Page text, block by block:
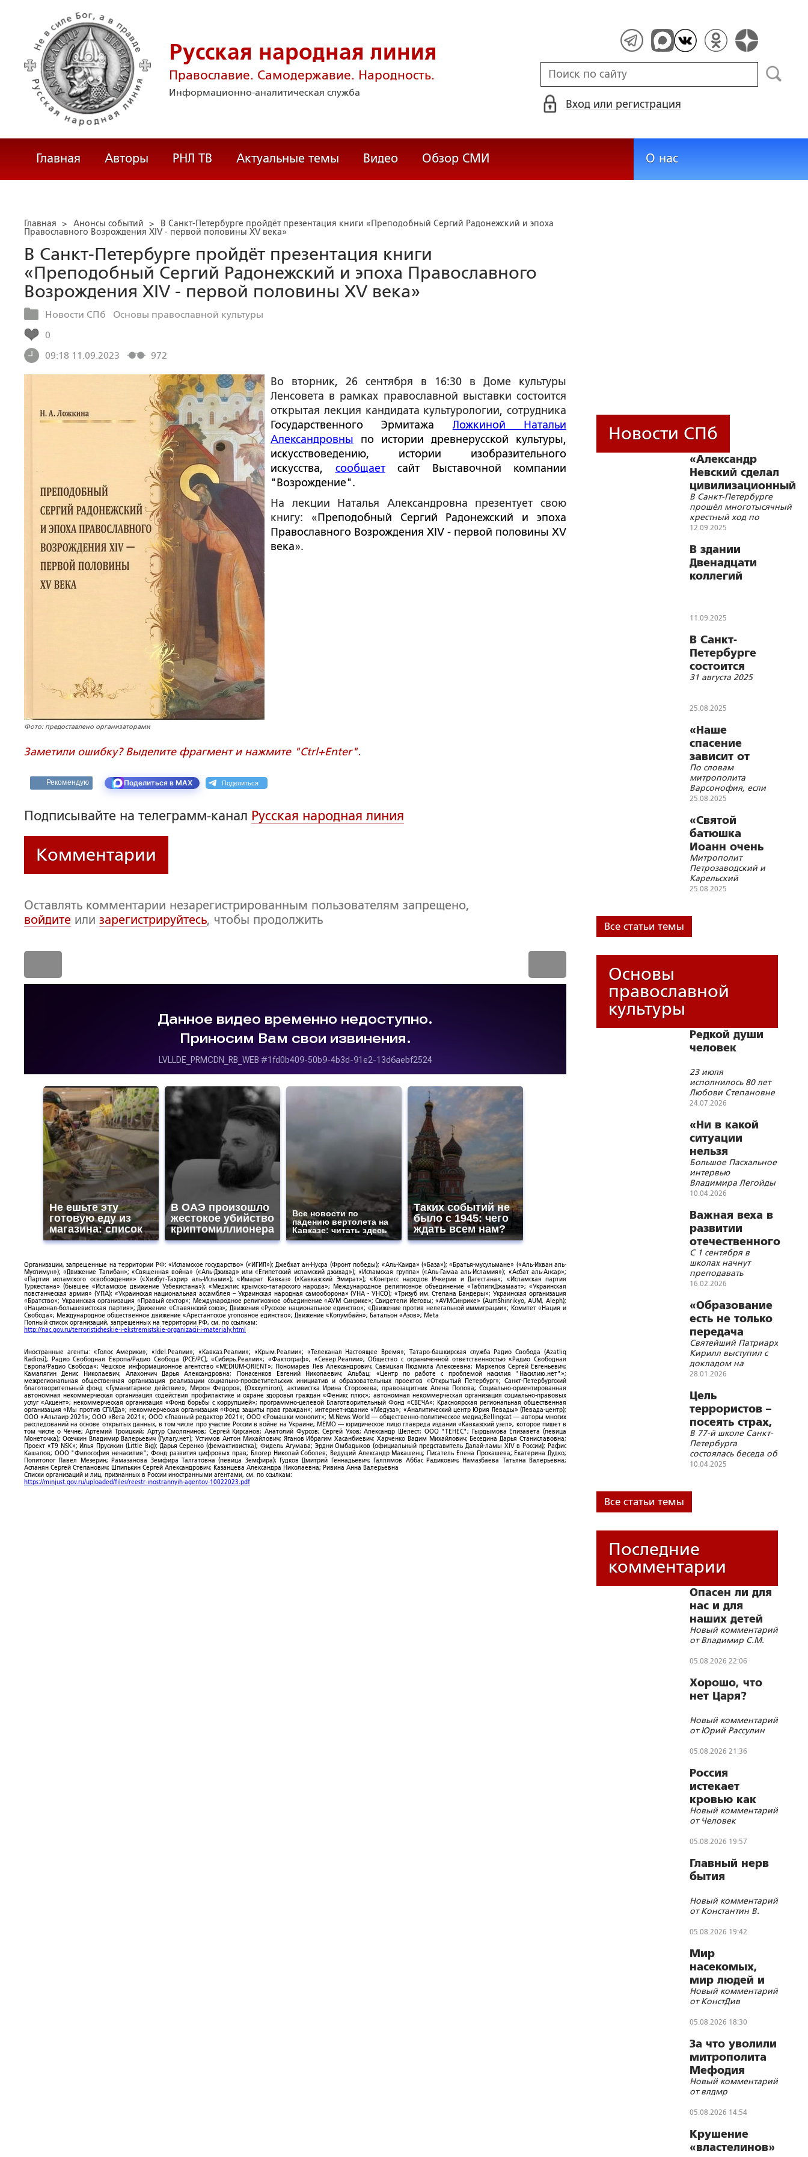
Русская народная линия
Православие. Самодержавие. Народность.
Информационно-аналитическая служба
Вход или регистрация
Главная Авторы РНЛ ТВ Актуальные темы Видео Обзор СМИ О нас
Главная > Анонсы событий >
В Санкт-Петербурге пройдёт презентация книги «Преподобный Сергий Радонежский и эпоха
Православного Возрождения XIV - первой половины XV века»
В Санкт-Петербурге пройдёт презентация книги
«Преподобный Сергий Радонежский и эпоха Православного
Возрождения XIV - первой половины XV века»
Новости СПб
Основы православной культуры
0
09:18 11.09.2023
972
Фото: предоставлено организаторами
Во вторник, 26 сентября в 16:30 в Доме культуры
Ленсовета в рамках православной выставки состоится
открытая лекция кандидата культурологии, сотрудника
Государственного Эрмитажа
Ложкиной Натальи
Александровны по истории древнерусской культуры,
искусствоведению, истории изобразительного
искусства, сообщаетсайт Выставочной компании
"Возрождение".
На лекции Наталья Александровна презентует свою
книгу: « Преподобный Сергий Радонежский и эпоха
Православного Возрождения XIV - первой половины XV
века».
Заметили ошибку? Выделите фрагмент и нажмите "Ctrl+Enter".
Рекомендую Поделиться в MAX Поделиться
Подписывайте на телеграмм-канал Русская народная линия
Комментарии
Оставлять комментарии незарегистрированным пользователям запрещено,
войдите или зарегистрируйтесь, чтобы продолжить
Не ешьте эту
готовую еду из
магазина: список
В ОАЭ произошло
жестокое убийство
криптомиллионера
Все новости по
падению вертолета на
Кавказе: читать здесь
Таких событий не
было с 1945: чего
ждать всем нам?
Организации, запрещенные на территории РФ: «Исламское государство» («ИГИЛ»); Джебхат ан-Нусра (Фронт победы); «Аль-Каида» («База»); «Братья-мусульмане» («Аль-Ихван аль-
Муслимун»); «Движение Талибан»; «Священная война» («Аль-Джихад» или «Египетский исламский джихад»); «Исламская группа» («Аль-Гамаа аль-Исламия»); «Асбат аль-Ансар»;
«Партия исламского освобождения» («Хизбут-Тахрир аль-Ислами»); «Имарат Кавказ» («Кавказский Эмират»); «Конгресс народов Ичкерии и Дагестана»; «Исламская партия
Туркестана» (бывшее «Исламское движение Узбекистана»); «Меджлис крымско-татарского народа»; Международное религиозное объединение «ТаблигиДжамаат»; «Украинская
повстанческая армия» (УПА); «Украинская национальная ассамблея – Украинская народная самооборона» (УНА - УНСО); «Тризуб им. Степана Бандеры»; Украинская организация
«Братство»; Украинская организация «Правый сектор»; Международное религиозное объединение «АУМ Синрике»; Свидетели Иеговы; «АУМСинрике» (AumShinrikyo, AUM, Aleph);
«Национал-большевистская партия»; Движение «Славянский союз»; Движения «Русское национальное единство»; «Движение против нелегальной иммиграции»; Комитет «Нация и
Свобода»; Международное общественное движение «Арестантское уголовное единство»; Движение «Колумбайн»; Батальон «Азов»; Meta
Полный список организаций, запрещенных на территории РФ, см. по ссылкам:
http://nac.gov.ru/terroristicheskie-i-ekstremistskie-organizacii-i-materialy.html
Иностранные агенты: «Голос Америки»; «Idel.Реалии»; «Кавказ.Реалии»; «Крым.Реалии»; «Телеканал Настоящее Время»; Татаро-башкирская служба Радио Свобода (Azatliq
Radiosi); Радио Свободная Европа/Радио Свобода (PCE/PC); «Сибирь.Реалии»; «Фактограф»; «Север.Реалии»; Общество с ограниченной ответственностью «Радио Свободная
Европа/Радио Свобода»; Чешское информационное агентство «MEDIUM-ORIENT»; Пономарев Лев Александрович; Савицкая Людмила Алексеевна; Маркелов Сергей Евгеньевич;
Камалягин Денис Николаевич; Апахончич Дарья Александровна; Понасенков Евгений Николаевич; Альбац; «Центр по работе с проблемой насилия "Насилию.нет"»;
межрегиональная общественная организация реализации социально-просветительских инициатив и образовательных проектов «Открытый Петербург»; Санкт-Петербургский
благотворительный фонд «Гуманитарное действие»; Мирон Федоров; (Oxxxymiron); активистка Ирина Сторожева; правозащитник Алена Попова; Социально-ориентированная
автономная некоммерческая организация содействия профилактике и охране здоровья граждан «Феникс плюс»; автономная некоммерческая организация социально-правовых
услуг «Акцент»; некоммерческая организация «Фонд борьбы с коррупцией»; программно-целевой Благотворительный Фонд «СВЕЧА»; Красноярская региональная общественная
организация «Мы против СПИДа»; некоммерческая организация «Фонд защиты прав граждан»; интернет-издание «Медуза»; «Аналитический центр Юрия Левады» (Левада-центр);
ООО «Альтаир 2021»; ООО «Вега 2021»; ООО «Главный редактор 2021»; ООО «Ромашки монолит»; M.News World — общественно-политическое медиа;Bellingcat — авторы многих
расследований на основе открытых данных, в том числе про участие России в войне на Украине; МЕМО — юридическое лицо главреда издания «Кавказский узел», которое пишет в
том числе о Чечне; Артемий Троицкий; Артур Смолянинов; Сергей Кирсанов; Анатолий Фурсов; Сергей Ухов; Александр Шелест; ООО "ТЕНЕС"; Гырдымова Елизавета (певица
Монеточка); Осечкин Владимир Валерьевич (Гулагу.нет); Устимов Антон Михайлович; Яганов Ибрагим Хасанбиевич; Харченко Вадим Михайлович; Беседина Дарья Станиславовна;
Проект «T9 NSK»; Илья Прусикин (Little Big); Дарья Серенко (фемактивистка); Фидель Агумава; Эрдни Омбадыков (официальный представитель Далай-ламы XIV в России); Рафис
Кашапов; ООО "Философия ненасилия"; Фонд развития цифровых прав; Блогер Николай Соболев; Ведущий Александр Макашенц; Писатель Елена Прокашева; Екатерина Дудко;
Политолог Павел Мезерин; Рамазанова Земфира Талгатовна (певица Земфира); Гудков Дмитрий Геннадьевич; Галлямов Аббас Радикович; Намазбаева Татьяна Валерьевна;
Асланян Сергей Степанович; Шпилькин Сергей Александрович; Казанцева Александра Николаевна; Ривина Анна Валерьевна
Списки организаций и лиц, признанных в России иностранными агентами, см. по ссылкам:
https://minjust.gov.ru/uploaded/files/reestr-inostrannyih-agentov-10022023.pdf
Новости СПб
«Александр
Невский сделал
цивилизационный
выбор»
В Санкт-Петербурге
прошёл многотысячный
крестный ход по
Невскому проспекту с
Божией Матери
12.09.2025
В здании
Двенадцати
коллегий
портретов
храма СПбГУ
11.09.2025
В Санкт-
Петербурге
состоится
лекция на тему
и сущность
иконостаса в
эпоху
Православного
Возрождения
14-го – первой
половины 15-го
31 августа 2025
25.08.2025
«Наше
спасение
зависит от
ближних»
По словам
митрополита
Варсонофия, если
уж нам дан крест в
надо нести и за них
молиться
25.08.2025
«Святой
батюшка
Иоанн очень
любил
Карелию»
Митрополит
Петрозаводский и
Карельский
Константин
временного храма в
25.08.2025
Все статьи темы
Основы
православной
культуры
Редкой души
человек
23 июля
исполнилось 80 лет
Любови Степановне
Гармаш
24.07.2026
«Ни в какой
ситуации
нельзя
ожесточаться»
Большое Пасхальное
интервью
Владимира Легойды
10.04.2026
Важная веха в
развитии
отечественного
образования
С 1 сентября в
школах начнут
преподавать
«Духовно-
культуру России»
16.02.2026
«Образование
есть не только
передача
знаний, но и
воспитание»
Святейший Патриарх
Кирилл выступил с
докладом на
Рождественских
чтениях
28.01.2026
Цель
террористов –
посеять страх,
панику,
искалечить и
уничтожить
В 77-й школе Санкт-
Петербурга
состоялась беседа об
информационной
10.04.2025
Все статьи темы
Последние
комментарии
Опасен ли для
нас и для
наших детей
«бегущий
гуру»?
Новый комментарий
от Владимир С.М.
05.08.2026 22:06
Хорошо, что
нет Царя?
Новый комментарий
от Юрий Рассулин
05.08.2026 21:36
Россия
истекает
кровью как
жертвенное
животное?
Новый комментарий
от Человек
05.08.2026 19:57
Главный нерв
бытия
Новый комментарий
от Константин В.
05.08.2026 19:42
Мир
насекомых,
мир людей и
блуд
Новый комментарий
от КонстДив
05.08.2026 18:30
За что уволили
митрополита
Мефодия
(Немцова)?
Новый комментарий
от влдмр
05.08.2026 14:54
Крушение
«властелинов»